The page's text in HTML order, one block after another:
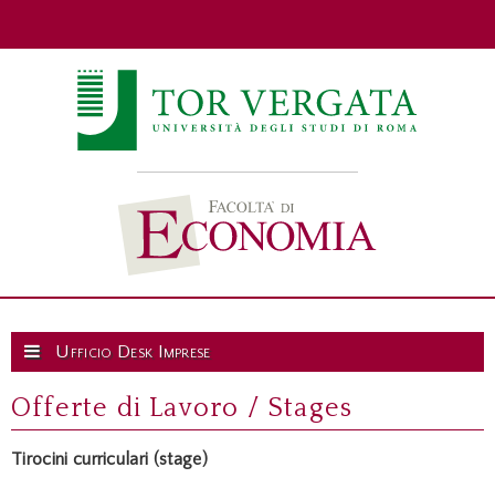
Offerte di Lavoro / Stages
Tirocini curriculari (stage)
Ufficio Desk Imprese